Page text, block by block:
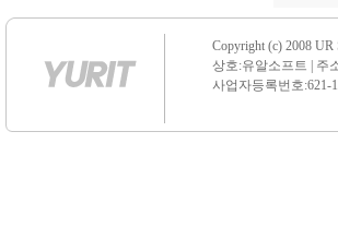
Copyright (c) 2008 UR
상호:유알소프트 | 주
사업자등록번호:621-